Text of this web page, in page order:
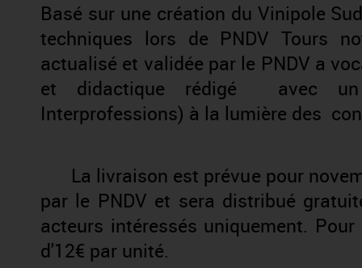
Basé sur une création du Vinipole
techniques lors de PNDV Tours
actualisé et validée par le PNDV a
et didactique rédigé avec un
Interprofessions) à la lumière des
La livraison est prévue pour
par le PNDV et sera distribué
acteurs intéressés uniquement.
d'12€ par unité.